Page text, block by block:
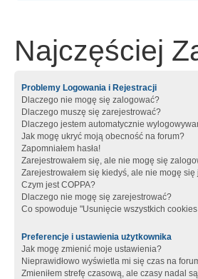
Najczęściej
Problemy Logowania i Rejestracji
Dlaczego nie mogę się zalogować?
Dlaczego muszę się zarejestrować?
Dlaczego jestem automatycznie
Jak mogę ukryć moją obecność na forum?
Zapomniałem hasła!
Zarejestrowałem się, ale nie mogę się
Zarejestrowałem się kiedyś, ale nie mogę
Czym jest COPPA?
Dlaczego nie mogę się zarejestrować?
Co spowoduje "Usunięcie wszystkich
Preferencje i ustawienia użytkownika
Jak mogę zmienić moje ustawienia?
Nieprawidłowo wyświetla mi się czas na
Zmieniłem strefę czasową, ale czasy nadal